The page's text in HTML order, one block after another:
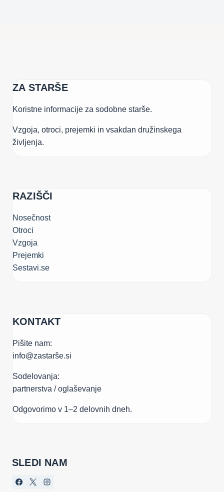
ZA STARŠE
Koristne informacije za sodobne starše.
Vzgoja, otroci, prejemki in vsakdan družinskega
življenja.
RAZIŠČI
Nosečnost
Otroci
Vzgoja
Prejemki
Sestavi.se
KONTAKT
Pišite nam:
info@zastarše.si
Sodelovanja:
partnerstva / oglaševanje
Odgovorimo v 1–2 delovnih dneh.
SLEDI NAM